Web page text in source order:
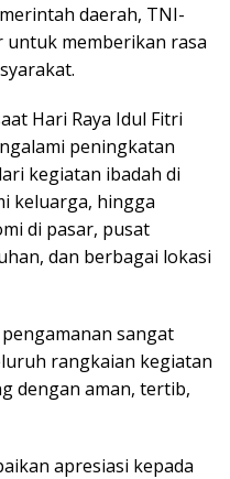
daerah, TNI-
untuk memberikan rasa
Hari Raya Idul Fitri
peningkatan
kegiatan ibadah di
keluarga, hingga
di pasar, pusat
dan berbagai lokasi
sangat
rangkaian kegiatan
dengan aman, tertib,
apresiasi kepada